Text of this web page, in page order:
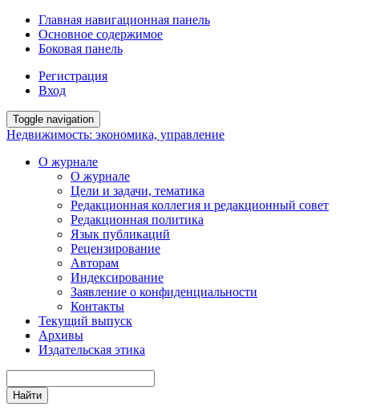
Главная навигационная панель
Основное содержимое
Боковая панель
Регистрация
Вход
Toggle navigation
Недвижимость: экономика, управление
О журнале
О журнале
Цели и задачи, тематика
Редакционная коллегия и редакционный совет
Редакционная политика
Язык публикаций
Рецензирование
Авторам
Индексирование
Заявление о конфиденциальности
Контакты
Текущий выпуск
Архивы
Издательская этика
Найти